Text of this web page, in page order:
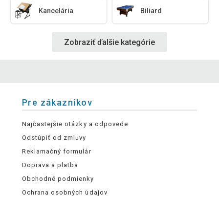
Kancelária Biliard
Zobraziť ďalšie kategórie
Pre zákazníkov
Najčastejšie otázky a odpovede
Odstúpiť od zmluvy
Reklamačný formulár
Doprava a platba
Obchodné podmienky
Ochrana osobných údajov